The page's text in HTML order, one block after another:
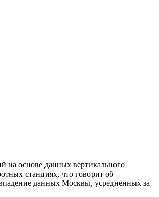
на основе данных вертикального
станциях, что говорит об
данных Москвы, усредненных за